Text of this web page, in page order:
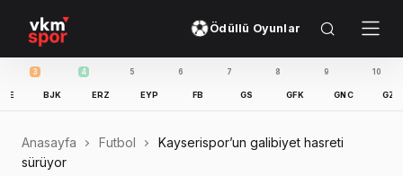
Ödüllü Oyunlar
BJK ERZ EYP GNC GZT
Anasayfa Futbol
Kayserispor’un galibiyet hasreti
sürüyor